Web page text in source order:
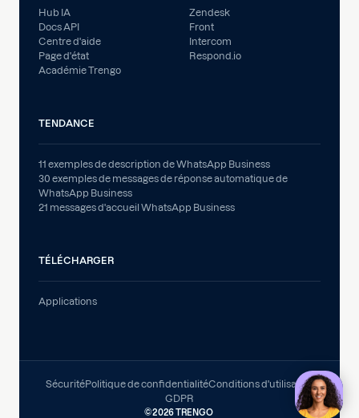
Hub IA
Docs API
Centre d'aide
Page d'état
Académie Trengo
Zendesk
Front
Intercom
Respond.io
TENDANCE
11 exemples de description de WhatsApp Business
30 exemples de messages de réponse automatique de
WhatsApp Business
21 messages d'accueil WhatsApp Business
TÉLÉCHARGER
Applications
©2026 TRENGO
SécuritéPolitique de confidentialitéConditions d'utilisation
GDPR